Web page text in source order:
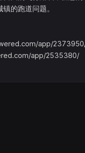
的跑道问题。
app/
app/2535380/